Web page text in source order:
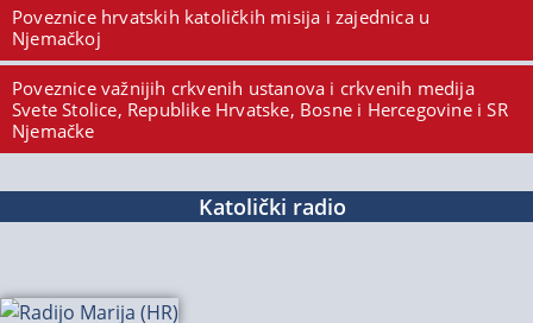
Poveznice hrvatskih katoličkih misija i zajednica u
Njemačkoj
Poveznice važnijih crkvenih ustanova i crkvenih medija
Svete Stolice, Republike Hrvatske, Bosne i Hercegovine i SR
Njemačke
Katolički radio